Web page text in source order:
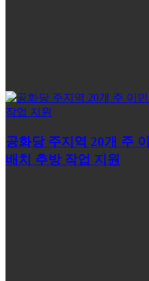
공화당 주지역 20개 주
배치 추방 작업 지원